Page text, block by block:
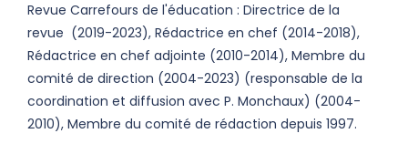
Revue Carrefours de l'éducation : Directrice de la
revue (2019-2023), Rédactrice en chef (2014-2018),
Rédactrice en chef adjointe (2010-2014), Membre du
comité de direction (2004-2023) (responsable de la
coordination et diffusion avec P. Monchaux) (2004-
2010), Membre du comité de rédaction depuis 1997.